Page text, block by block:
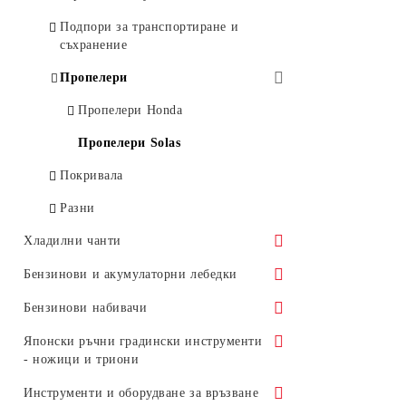
Компаси и хорни
Спасителни жилетки / ризи
Седалки за надуваеми лодки
Подпори за транспортиране и
съхранение
Пропелери
Пропелери Honda
Пропелери Solas
Покривала
Разни
Хладилни чанти
Shinwa - Japan
Igloo - USA
Резервни части и аксесоари
Бензинови и акумулаторни лебедки
Бензинови и акумулаторни
Аксесоари
Полиестерни въжета с двойна
Бензинови набивачи
Бензинови набивачи
Японски ръчни градински инструменти
- ножици и триони
Градински триони
Инструменти и оборудване за връзване